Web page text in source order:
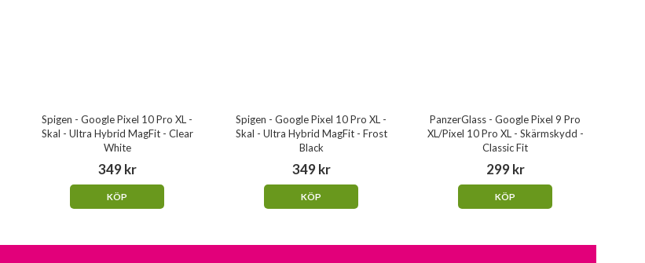
Spigen - Google Pixel 10 Pro XL -
Skal - Ultra Hybrid MagFit - Clear
White
349 kr
KÖP
Spigen - Google Pixel 10 Pro XL -
Skal - Ultra Hybrid MagFit - Frost
Black
349 kr
KÖP
PanzerGlass - Google Pixel 9 Pro
XL/Pixel 10 Pro XL - Skärmskydd -
Classic Fit
299 kr
KÖP